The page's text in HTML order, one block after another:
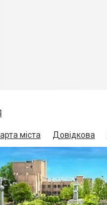
міста Довідкова